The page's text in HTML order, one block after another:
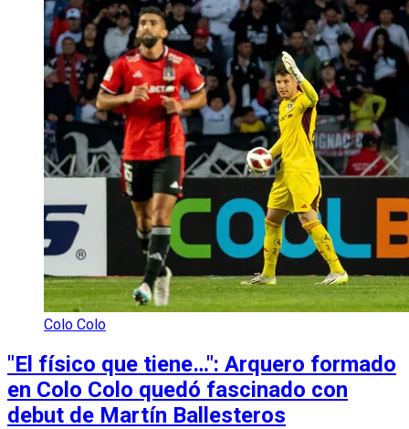
Colo Colo
"El físico que tiene…": Arquero formado
en Colo Colo quedó fascinado con
debut de Martín Ballesteros